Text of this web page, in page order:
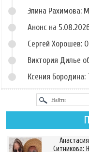
Элина Рахимова:
Анонс на
Сергей Хорошев:
Виктория Дилье
Ксения Бородина:
Анастасия
Ситникова: